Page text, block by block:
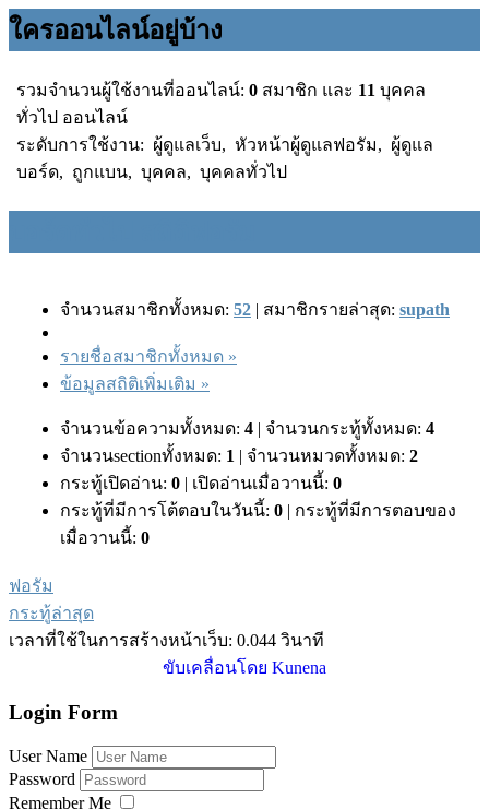
ใครออนไลน์อยู่บ้าง
รวมจำนวนผู้ใช้งานที่ออนไลน์: 0 สมาชิก และ 11 บุคคล
ทั่วไป ออนไลน์
ระดับการใช้งาน: ผู้ดูแลเว็บ, หัวหน้าผู้ดูแลฟอรัม, ผู้ดูแล
บอร์ด, ถูกแบน, บุคคล, บุคคลทั่วไป
จำนวนสมาชิกทั้งหมด: 52 | สมาชิกรายล่าสุด: supath
รายชื่อสมาชิกทั้งหมด »
ข้อมูลสถิติเพิ่มเติม »
จำนวนข้อความทั้งหมด: 4 | จำนวนกระทู้ทั้งหมด: 4
จำนวนsectionทั้งหมด: 1 | จำนวนหมวดทั้งหมด: 2
กระทู้เปิดอ่าน: 0 | เปิดอ่านเมื่อวานนี้: 0
กระทู้ที่มีการโต้ตอบในวันนี้: 0 | กระทู้ที่มีการตอบของ
เมื่อวานนี้: 0
ฟอรัม
กระทู้ล่าสุด
เวลาที่ใช้ในการสร้างหน้าเว็บ: 0.044 วินาที
ขับเคลื่อนโดย Kunena
Login Form
User Name
Password
Remember Me